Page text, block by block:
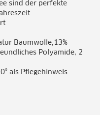
sind der perfekte
Baumwolle,13%
Polyamide, 2
als Pflegehinweis